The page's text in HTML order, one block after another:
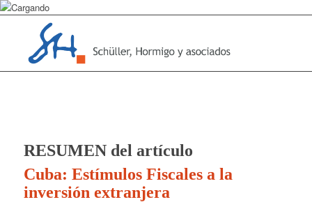
RESUMEN del artículo
Cuba: Estímulos Fiscales a la
inversión extranjera